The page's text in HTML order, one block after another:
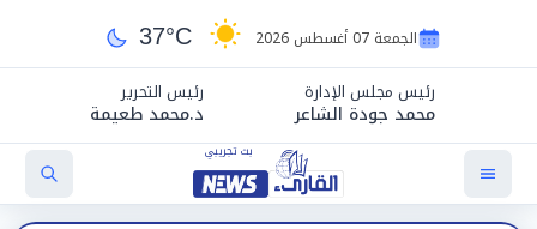
الجمعة 07 أغسطس 2026 37°C
رئيس مجلس الإدارة
محمد جودة الشاعر
رئيس التحرير
د.محمد طعيمة